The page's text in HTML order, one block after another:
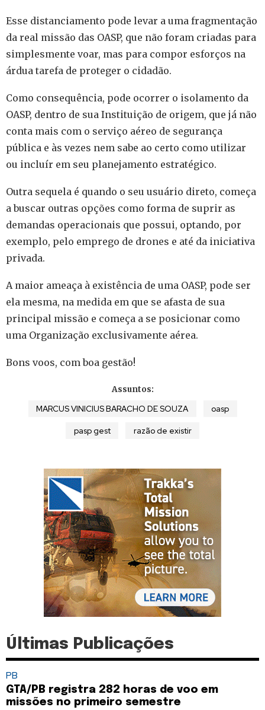
Esse distanciamento pode levar a uma fragmentação
da real missão das OASP, que não foram criadas para
simplesmente voar, mas para compor esforços na
árdua tarefa de proteger o cidadão.
Como consequência, pode ocorrer o isolamento da
OASP, dentro de sua Instituição de origem, que já não
conta mais com o serviço aéreo de segurança
pública e às vezes nem sabe ao certo como utilizar
ou incluír em seu planejamento estratégico.
Outra sequela é quando o seu usuário direto, começa
a buscar outras opções como forma de suprir as
demandas operacionais que possui, optando, por
exemplo, pelo emprego de drones e até da iniciativa
privada.
A maior ameaça à existência de uma OASP, pode ser
ela mesma, na medida em que se afasta de sua
principal missão e começa a se posicionar como
uma Organização exclusivamente aérea.
Bons voos, com boa gestão!
Assuntos:
MARCUS VINICIUS BARACHO DE SOUZA oasp
pasp gest razão de existir
Últimas Publicações
PB
GTA/PB registra 282 horas de voo em
missões no primeiro semestre